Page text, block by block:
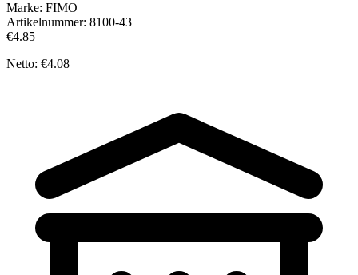
Marke: FIMO
Artikelnummer: 8100-43
€4.85
Netto: €4.08